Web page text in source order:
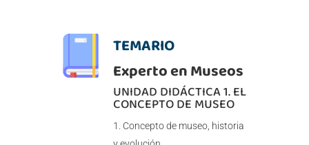
TEMARIO
Experto en Museos
UNIDAD DIDÁCTICA 1. EL
CONCEPTO DE MUSEO
Concepto de museo, historia